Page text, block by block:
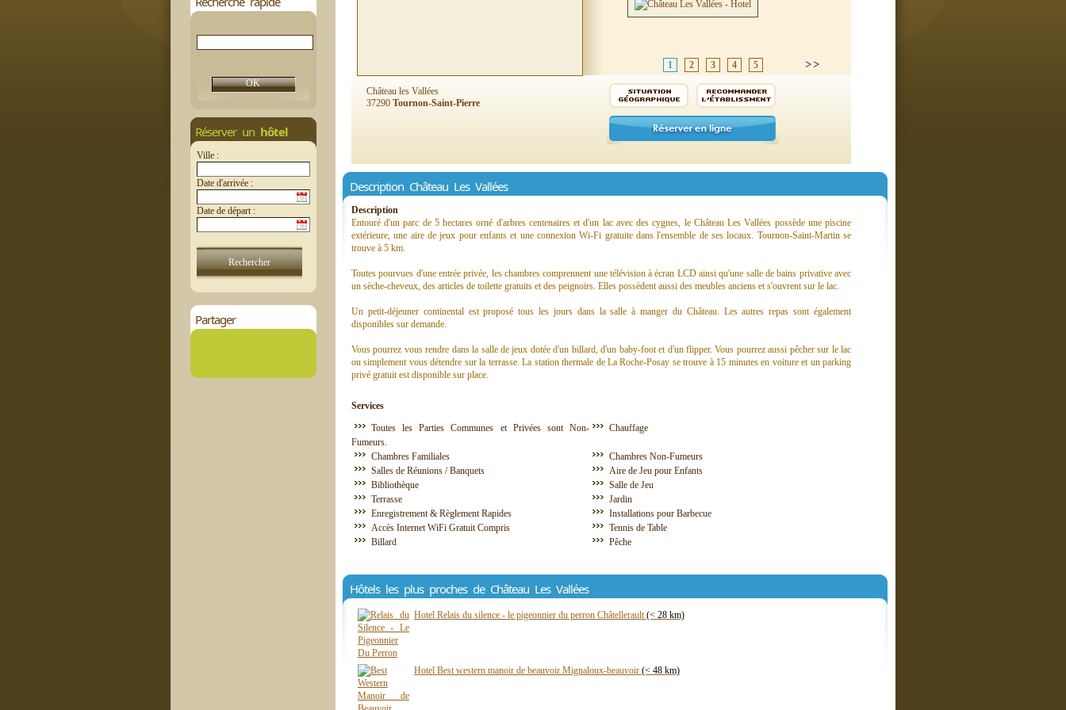
Réserver un hôtel
Ville :
Date d'arrivée :
Date de départ :
Partager
1 2 3 4 5
Château les Vallées
37290 Tournon-Saint-Pierre
Description Château Les Vallées
Description
Entouré d'un parc de 5 hectares orné d'arbres centenaires et d'un lac avec des cygnes, le Château Les Vallées possède une piscine
extérieure, une aire de jeux pour enfants et une connexion Wi-Fi gratuite dans l'ensemble de ses locaux. Tournon-Saint-Martin se
trouve à 5 km.
Toutes pourvues d'une entrée privée, les chambres comprennent une télévision à écran LCD ainsi qu'une salle de bains privative avec
un sèche-cheveux, des articles de toilette gratuits et des peignoirs. Elles possèdent aussi des meubles anciens et s'ouvrent sur le lac.
Un petit-déjeuner continental est proposé tous les jours dans la salle à manger du Château. Les autres repas sont également
disponibles sur demande.
Vous pourrez vous rendre dans la salle de jeux dotée d'un billard, d'un baby-foot et d'un flipper. Vous pourrez aussi pêcher sur le lac
ou simplement vous détendre sur la terrasse. La station thermale de La Roche-Posay se trouve à 15 minutes en voiture et un parking
privé gratuit est disponible sur place.
Services
Toutes les Parties Communes et Privées sont Non-
Fumeurs.
Chauffage
Chambres Familiales
Chambres Non-Fumeurs
Salles de Réunions / Banquets
Aire de Jeu pour Enfants
Bibliothèque
Salle de Jeu
Terrasse
Jardin
Enregistrement & Règlement Rapides
Installations pour Barbecue
Accès Internet WiFi Gratuit Compris
Tennis de Table
Billard
Pêche
Hôtels les plus proches de Château Les Vallées
Hotel Relais du silence - le pigeonnier du perron Châtellerault(< 28 km)
Hotel Best western manoir de beauvoir Mignaloux-beauvoir (< 48 km)